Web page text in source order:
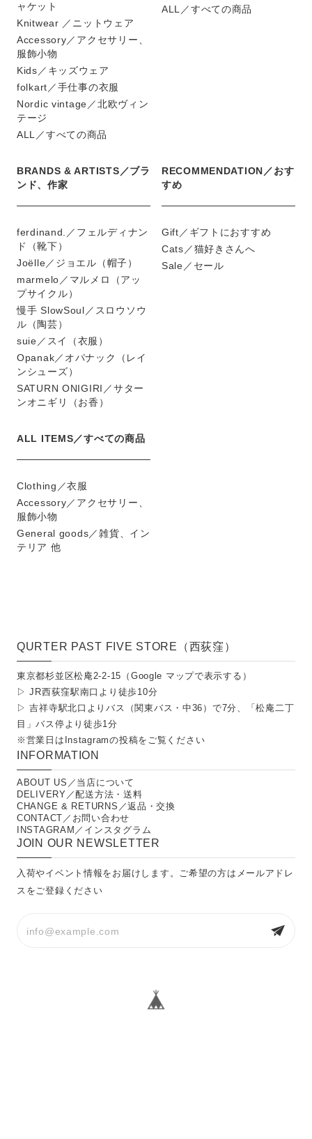
ャケット
Knitwear ／ニットウェア
Accessory／アクセサリー、
服飾小物
Kids／キッズウェア
folkart／手仕事の衣服
Nordic vintage／北欧ヴィン
テージ
ALL／すべての商品
ALL／すべての商品
BRANDS & ARTISTS／ブラ
ンド、作家
ferdinand.／フェルディナン
ド（靴下）
Joëlle／ジョエル（帽子）
marmelo／マルメロ（アッ
プサイクル）
慢手 SlowSoul／スロウソウ
ル（陶芸）
suie／スイ（衣服）
Opanak／オパナック（レイ
ンシューズ）
SATURN ONIGIRI／サター
ンオニギリ（お香）
RECOMMENDATION／おす
すめ
Gift／ギフトにおすすめ
Cats／猫好きさんへ
Sale／セール
ALL ITEMS／すべての商品
Clothing／衣服
Accessory／アクセサリー、
服飾小物
General goods／雑貨、イン
テリア 他
QURTER PAST FIVE STORE（西荻窪）
東京都杉並区松庵2-2-15（ Google マップで表示する ）
▷ JR西荻窪駅南口より徒歩10分
▷ 吉祥寺駅北口よりバス（関東バス・中36）で7分、「松庵二丁
目」バス停より徒歩1分
※営業日は Instagramの投稿をご覧ください
INFORMATION
ABOUT US／当店について
DELIVERY／配送方法・送料
CHANGE & RETURNS／返品・交換
CONTACT／お問い合わせ
INSTAGRAM／インスタグラム
JOIN OUR NEWSLETTER
入荷やイベント情報をお届けします。ご希望の方はメールアドレ
スをご登録ください